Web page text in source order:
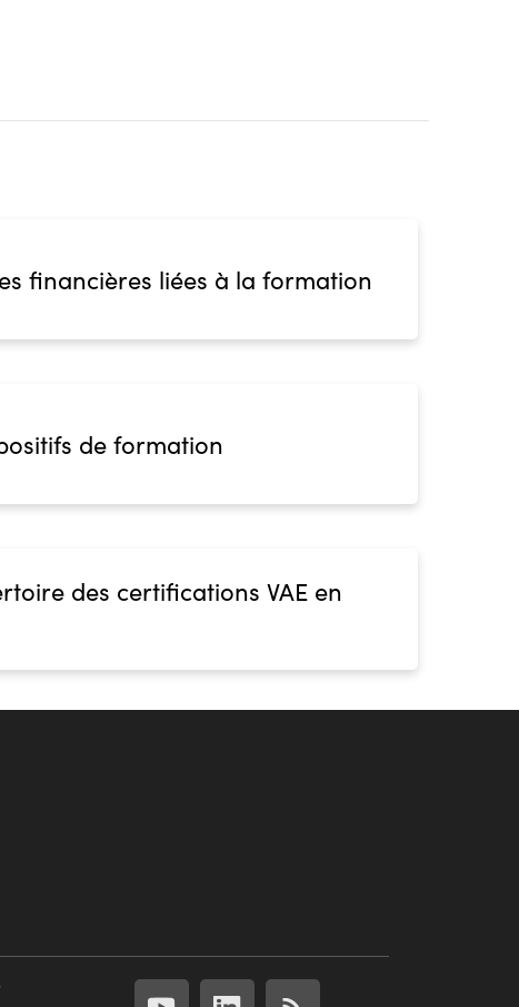
financières liées à la formation
de formation
des certifications VAE en